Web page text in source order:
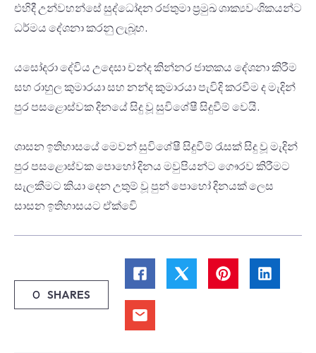
එහිදී උන්ව­හන්සේ සුද්ධෝ­දන රජ­තුමා ප්‍රමුඛ ශාක්‍ය­වං­ශි­ක­යන්ට
ධර්මය දේශනා කරනු ලැබූහ.
යසෝ­දරා දේවිය උදෙසා චන්ද කින්නර ජාත­කය දේශනා කිරීම
සහ රාහුල කුමා­රයා සහ නන්ද කුමා­රයා පැවිදි කර­වීම ද මැදින්
පුර පස­ළො­ස්වක දිනයේ සිදු වූ සුවි­ශේෂී සිදු­වීම් වෙයි.
ශාසන ඉති­හා­සයේ මෙවන් සුවි­ශේෂී සිදු­වීම් රැසක් සිදු වූ මැදින්
පුර පස­ළො­ස්වක පොහෝ දිනය මවු­පි­යන්ට ගෞරව කිරී­මට
සැල­කී­මට කියා දෙන උතුම් වූ පුන් පොහෝ දින­යක් ලෙස
සාසන ඉතිහාසයට ඒක්වෙි
0 SHARES